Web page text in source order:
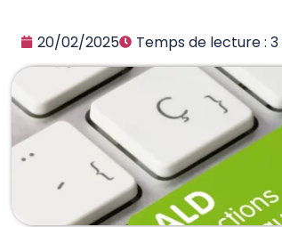
20/02/2025 Temps de lecture : 3